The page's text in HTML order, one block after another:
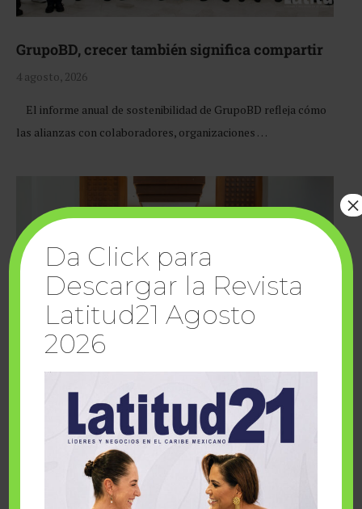
GrupoBD, crecer también significa compartir
4 agosto, 2026
El informe anual de sostenibilidad de GrupoBD refleja cómo
las alianzas con colaboradores, organizaciones …
Cuando la solidaridad inspira; cumplen
sueños Fairmont Mayakoba y Make-A-Wish
Da Click para
Descargar la Revista
Latitud21 Agosto
2026
×